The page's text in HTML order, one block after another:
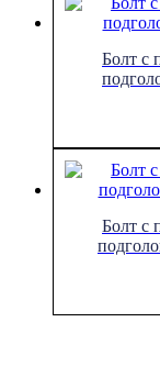
Болт с
Болт с